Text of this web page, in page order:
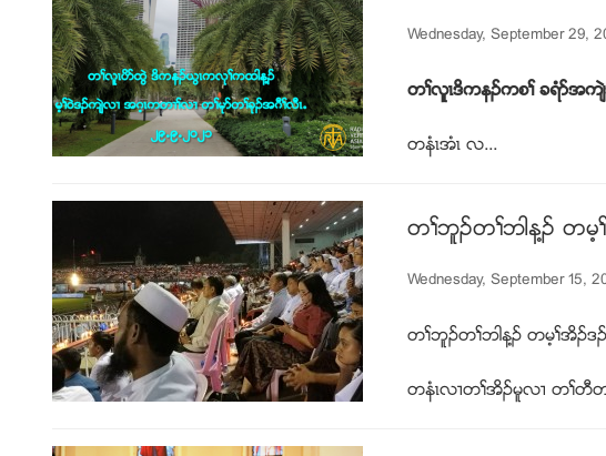
Wednesday, September 29,
တႈလူၚဒိကနဥကစႈ ခရံဏအက်ဲဒီ
တနံၚအံၚ လ...
တႈဘူဥတႈဘါန႔ဥ တမ့
Wednesday, September 15,
တႈဘူဥတႈဘါန႔ဥ တမ့ႈအိဥဒဥ
တနံၚလ႕တႈအိဥမူလ႕ တႈတီတႈ